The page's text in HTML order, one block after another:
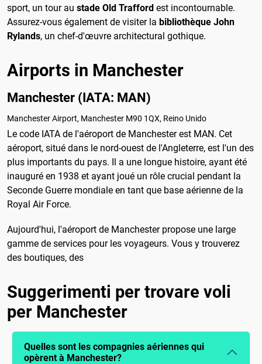
sport, un tour au stade Old Trafford est incontournable.
Assurez-vous également de visiter la bibliothèque John
Rylands, un chef-d'œuvre architectural gothique.
Airports in Manchester
Manchester (IATA: MAN)
Manchester Airport, Manchester M90 1QX, Reino Unido
Le code IATA de l'aéroport de Manchester est MAN. Cet
aéroport, situé dans le nord-ouest de l'Angleterre, est l'un des
plus importants du pays. Il a une longue histoire, ayant été
inauguré en 1938 et ayant joué un rôle crucial pendant la
Seconde Guerre mondiale en tant que base aérienne de la
Royal Air Force.
Aujourd'hui, l'aéroport de Manchester propose une large
gamme de services pour les voyageurs. Vous y trouverez
des boutiques, des
Suggerimenti per trovare voli
per Manchester
Quelles sont les compagnies aériennes qui
opèrent à Manchester?